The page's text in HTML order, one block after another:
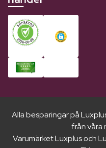
Alla besparingar på
från våra
Varumärket Luxplus och